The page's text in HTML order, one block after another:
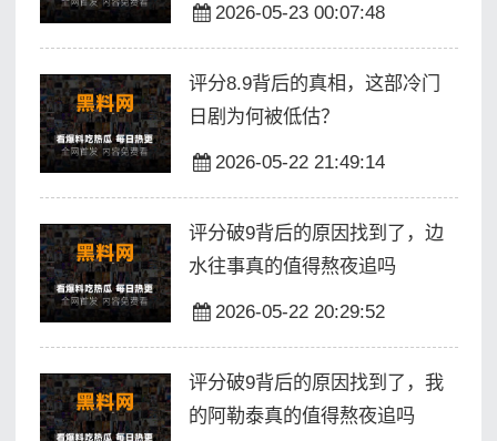
2026-05-23 00:07:48
评分8.9背后的真相，这部冷门
日剧为何被低估？
2026-05-22 21:49:14
评分破9背后的原因找到了，边
水往事真的值得熬夜追吗
2026-05-22 20:29:52
评分破9背后的原因找到了，我
的阿勒泰真的值得熬夜追吗